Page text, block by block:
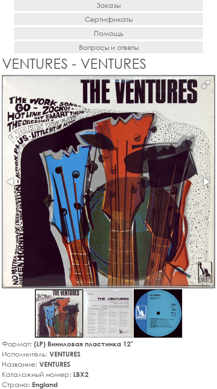
Заказы
Сертификаты
Помощь
Вопросы и ответы
VENTURES - VENTURES
Формат: (LP) Виниловая пластинка 12"
Исполнитель: VENTURES
Название: VENTURES
Каталожный номер: LBX2
Страна: England